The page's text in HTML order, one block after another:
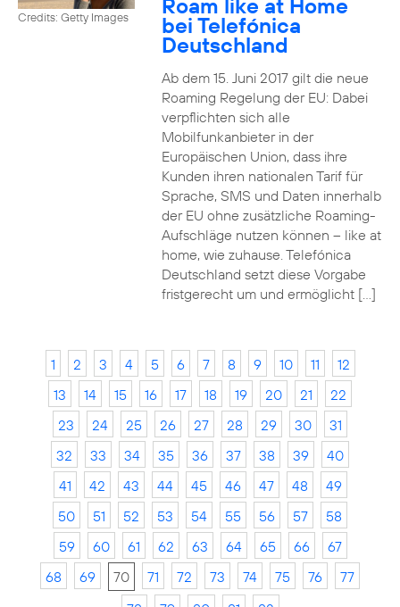
Credits: Getty Images Roam like at Home
bei Telefónica
Deutschland
Ab dem 15. Juni 2017 gilt die neue
Roaming Regelung der EU: Dabei
verpflichten sich alle
Mobilfunkanbieter in der
Europäischen Union, dass ihre
Kunden ihren nationalen Tarif für
Sprache, SMS und Daten innerhalb
der EU ohne zusätzliche Roaming-
Aufschläge nutzen können – like at
home, wie zuhause. Telefónica
Deutschland setzt diese Vorgabe
fristgerecht um und ermöglicht […]
1 2 3 4 5 6 7 8 9 10 11
12
13
14 15 16 17 18 19 20 21
22
23
24 25 26 27 28 29 30
31
32
33 34 35 36 37 38 39
40
41
42 43 44 45 46 47 48
49
50
51 52 53 54 55 56 57
58
59
60 61 62 63 64 65 66
67
68
69 70 71 72 73 74 75 76
77